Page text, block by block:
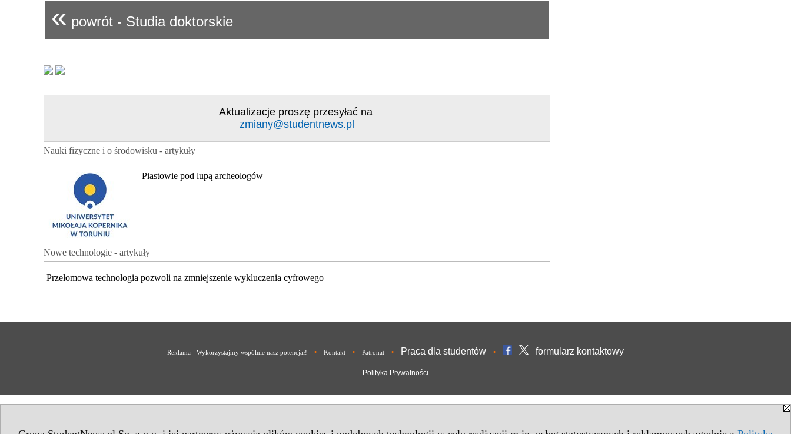
« powrót - Studia doktorskie
Aktualizacje proszę przesyłać na
zmiany@studentnews.pl
Nauki fizyczne i o środowisku - artykuły
Piastowie pod lupą archeologów
Nowe technologie - artykuły
Przełomowa technologia pozwoli na zmniejszenie wykluczenia cyfrowego
Reklama - Wykorzystajmy wspólnie nasz potencjał! • Kontakt • Patronat • Praca dla studentów • formularz kontaktowy
Polityka Prywatności